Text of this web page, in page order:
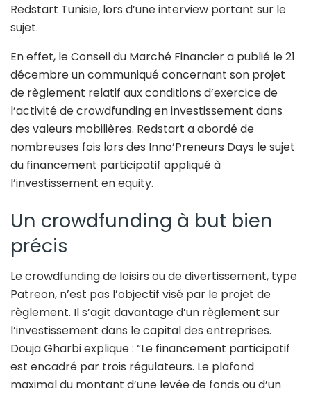
Redstart Tunisie, lors d’une interview portant sur le
sujet.
En effet, le Conseil du Marché Financier a publié le 21
décembre un communiqué concernant son projet
de règlement relatif aux conditions d’exercice de
l’activité de crowdfunding en investissement dans
des valeurs mobilières. Redstart a abordé de
nombreuses fois lors des Inno’Preneurs Days le sujet
du financement participatif appliqué à
l’investissement en equity.
Un crowdfunding à but bien
précis
Le crowdfunding de loisirs ou de divertissement, type
Patreon, n’est pas l’objectif visé par le projet de
règlement. Il s’agit davantage d’un règlement sur
l’investissement dans le capital des entreprises.
Douja Gharbi explique : “Le financement participatif
est encadré par trois régulateurs. Le plafond
maximal du montant d’une levée de fonds ou d’un